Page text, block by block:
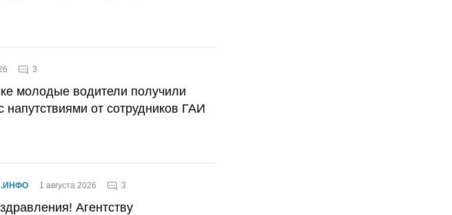
3
молодые водители получили
напутствиями от сотрудников ГАИ
1 августа 2026 3
Агентству